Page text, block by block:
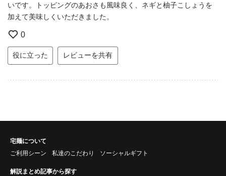
いです。トッピングのあおさも風味良く、ネギと柚子こしょうを
加えて美味しくいただきました。
0
役に立った レビューを共有
宅麺について
ご利用シーン
私達のこだわり ソーシャルギフト
解説まとめ記事から探す